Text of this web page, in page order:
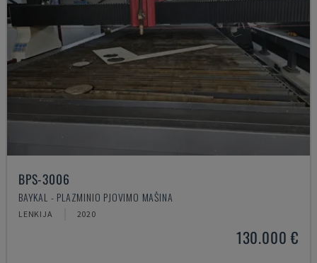
BPS-3006
BAYKAL - PLAZMINIO PJOVIMO MAŠINA
LENKIJA 2020
130.000 €